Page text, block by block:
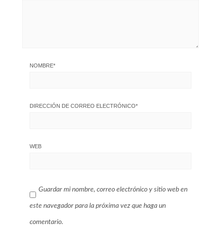
NOMBRE*
DIRECCIÓN DE CORREO ELECTRÓNICO*
WEB
Guardar mi nombre, correo electrónico y sitio web en
este navegador para la próxima vez que haga un
comentario.